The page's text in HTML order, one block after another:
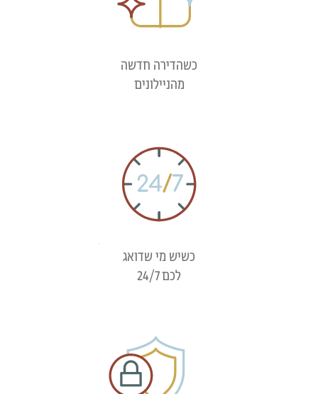
כשהדירה חדשה
מהניילונים​
כשיש מי שדואג
לכם 24/7​